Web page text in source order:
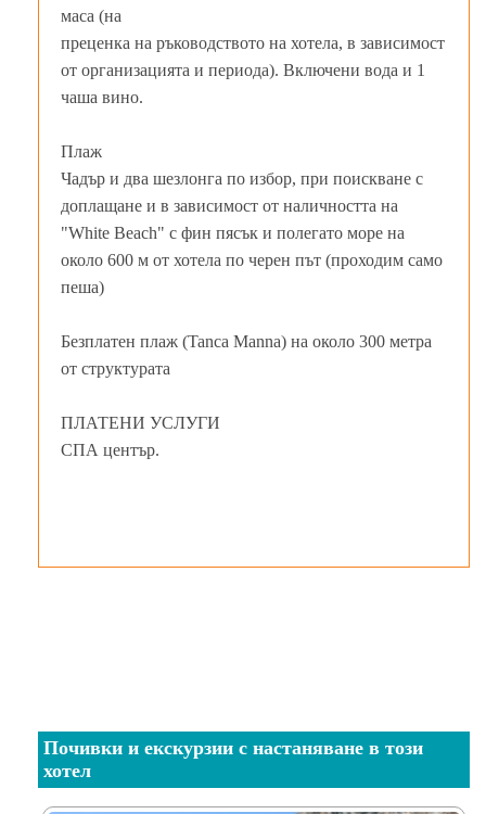
маса (на
преценка на ръководството на хотела, в зависимост
от организацията и периода). Включени вода и 1
чаша вино.
Плаж
Чадър и два шезлонга по избор, при поискване с
доплащане и в зависимост от наличността на
"White Beach" с фин пясък и полегато море на
около 600 м от хотела по черен път (проходим само
пеша)
Безплатен плаж (Tanca Manna) на около 300 метра
от структурата
ПЛАТЕНИ УСЛУГИ
СПА център.
Почивки и екскурзии с настаняване в този
хотел